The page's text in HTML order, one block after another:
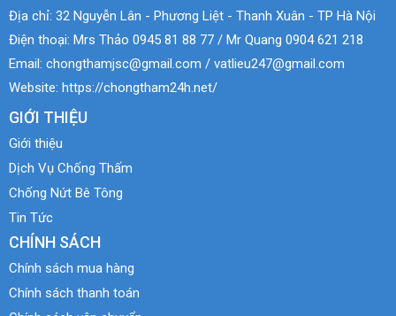
Địa chỉ: 32 Nguyễn Lân - Phương Liệt - Thanh Xuân - TP Hà Nội
Điện thoại: Mrs Thảo 0945 81 88 77 / Mr Quang 0904 621 218
Email: chongthamjsc@gmail.com / vatlieu247@gmail.com
Website: https://chongtham24h.net/
GIỚI THIỆU
Giới thiệu
Dịch Vụ Chống Thấm
Chống Nứt Bê Tông
Tin Tức
CHÍNH SÁCH
Chính sách mua hàng
Chính sách thanh toán